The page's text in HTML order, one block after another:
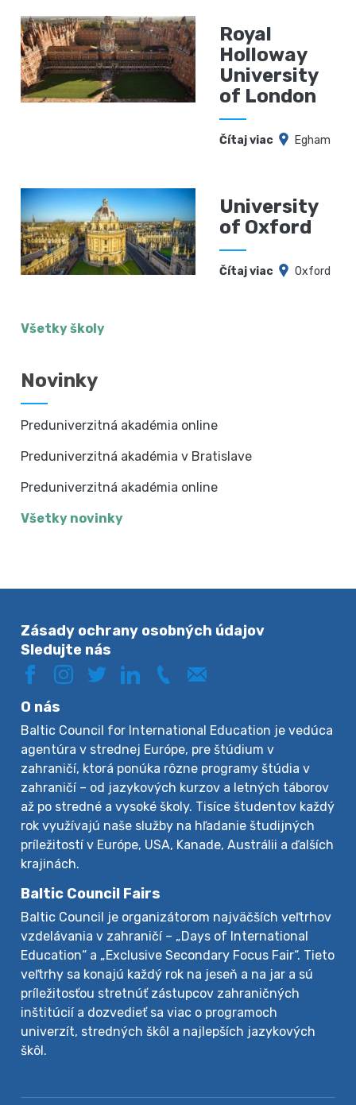
Royal
Holloway
University
of London
Čítaj viac Egham
University
of Oxford
Čítaj viac Oxford
Všetky školy
Novinky
Preduniverzitná akadémia online
Preduniverzitná akadémia v Bratislave
Preduniverzitná akadémia online
Všetky novinky
Zásady ochrany osobných údajov
Sledujte nás
O nás
Baltic Council for International Education je vedúca
agentúra v strednej Európe, pre štúdium v
zahraničí, ktorá ponúka rôzne programy štúdia v
zahraničí – od jazykových kurzov a letných táborov
až po stredné a vysoké školy. Tisíce študentov každý
rok využívajú naše služby na hľadanie študijných
príležitostí v Európe, USA, Kanade, Austrálii a ďalších
krajinách.
Baltic Council Fairs
Baltic Council je organizátorom najväčších veľtrhov
vzdelávania v zahraničí – „Days of International
Education“ a „Exclusive Secondary Focus Fair“. Tieto
veľtrhy sa konajú každý rok na jeseň a na jar a sú
príležitosťou stretnúť zástupcov zahraničných
inštitúcií a dozvedieť sa viac o programoch
univerzít, stredných škôl a najlepších jazykových
škôl.